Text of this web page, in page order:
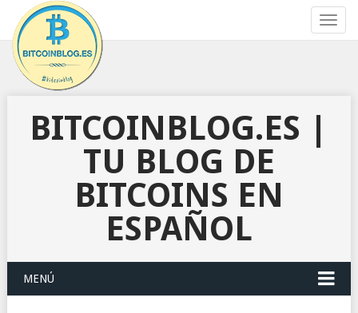
BITCOINBLOG.ES |
TU BLOG DE
BITCOINS EN
ESPAÑOL
MENÚ